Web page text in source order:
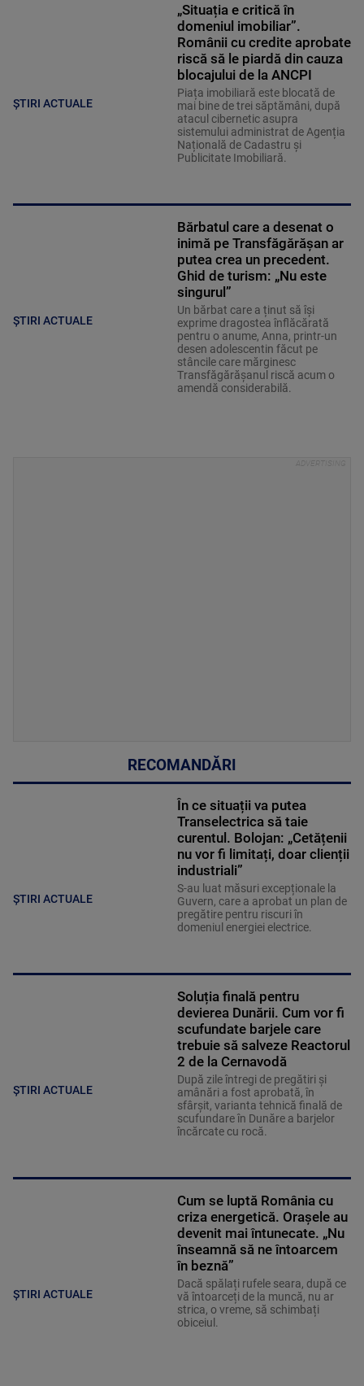
ȘTIRI ACTUALE
„Situația e critică în
domeniul imobiliar”.
Românii cu credite aprobate
riscă să le piardă din cauza
blocajului de la ANCPI
Piața imobiliară este blocată de
mai bine de trei săptămâni, după
atacul cibernetic asupra
sistemului administrat de Agenția
Națională de Cadastru și
Publicitate Imobiliară.
ȘTIRI ACTUALE
Bărbatul care a desenat o
inimă pe Transfăgărășan ar
putea crea un precedent.
Ghid de turism: „Nu este
singurul”
Un bărbat care a ținut să își
exprime dragostea înflăcărată
pentru o anume, Anna, printr-un
desen adolescentin făcut pe
stâncile care mărginesc
Transfăgărășanul riscă acum o
amendă considerabilă.
RECOMANDĂRI
ȘTIRI ACTUALE
În ce situații va putea
Transelectrica să taie
curentul. Bolojan: „Cetățenii
nu vor fi limitați, doar clienții
industriali”
S-au luat măsuri excepționale la
Guvern, care a aprobat un plan de
pregătire pentru riscuri în
domeniul energiei electrice.
ȘTIRI ACTUALE
Soluția finală pentru
devierea Dunării. Cum vor fi
scufundate barjele care
trebuie să salveze Reactorul
2 de la Cernavodă
După zile întregi de pregătiri și
amânări a fost aprobată, în
sfârșit, varianta tehnică finală de
scufundare în Dunăre a barjelor
încărcate cu rocă.
ȘTIRI ACTUALE
Cum se luptă România cu
criza energetică. Orașele au
devenit mai întunecate. „Nu
înseamnă să ne întoarcem
în beznă”
Dacă spălați rufele seara, după ce
vă întoarceți de la muncă, nu ar
strica, o vreme, să schimbați
obiceiul.